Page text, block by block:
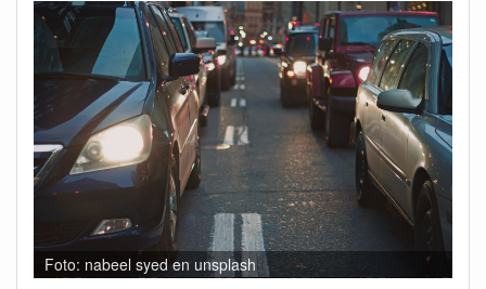
Foto: nabeel syed en unsplash